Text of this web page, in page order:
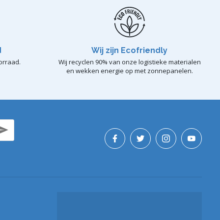
Wij zijn Ecofriendly
Wij recyclen 90% van onze logistieke materialen
en wekken energie op met zonnepanelen.